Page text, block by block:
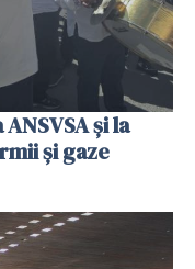
și la
și gaze